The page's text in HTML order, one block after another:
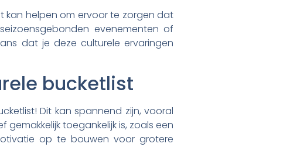
kan helpen om ervoor te zorgen dat
evenementen of
dat je deze culturele ervaringen
bucketlist
Dit kan spannend zijn, vooral
toegankelijk is, zoals een
op te bouwen voor grotere